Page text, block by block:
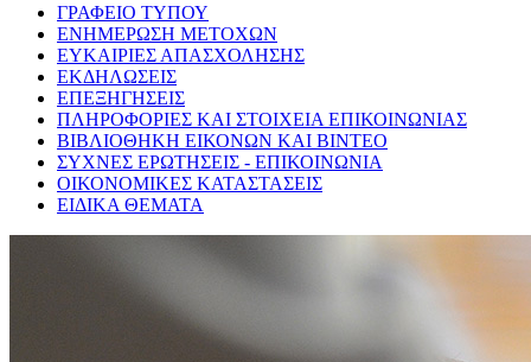
ΓΡΑΦΕΙΟ ΤΥΠΟΥ
ΕΝΗΜΕΡΩΣΗ ΜΕΤΟΧΩΝ
ΕΥΚΑΙΡΙΕΣ ΑΠΑΣΧΟΛΗΣΗΣ
ΕΚΔΗΛΩΣΕΙΣ
ΕΠΕΞΗΓΗΣΕΙΣ
ΠΛΗΡΟΦΟΡΙΕΣ ΚΑΙ ΣΤΟΙΧΕΙΑ ΕΠΙΚΟΙΝΩΝΙΑΣ
ΒΙΒΛΙΟΘΗΚΗ ΕΙΚΟΝΩΝ ΚΑΙ ΒΙΝΤΕΟ
ΣΥΧΝΕΣ ΕΡΩΤΗΣΕΙΣ - ΕΠΙΚΟΙΝΩΝΙΑ
ΟΙΚΟΝΟΜΙΚΕΣ ΚΑΤΑΣΤΑΣΕΙΣ
ΕΙΔΙΚΑ ΘΕΜΑΤΑ